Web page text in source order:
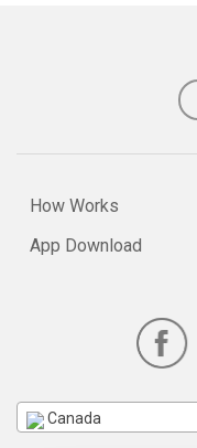
How Works
App Download
Canada